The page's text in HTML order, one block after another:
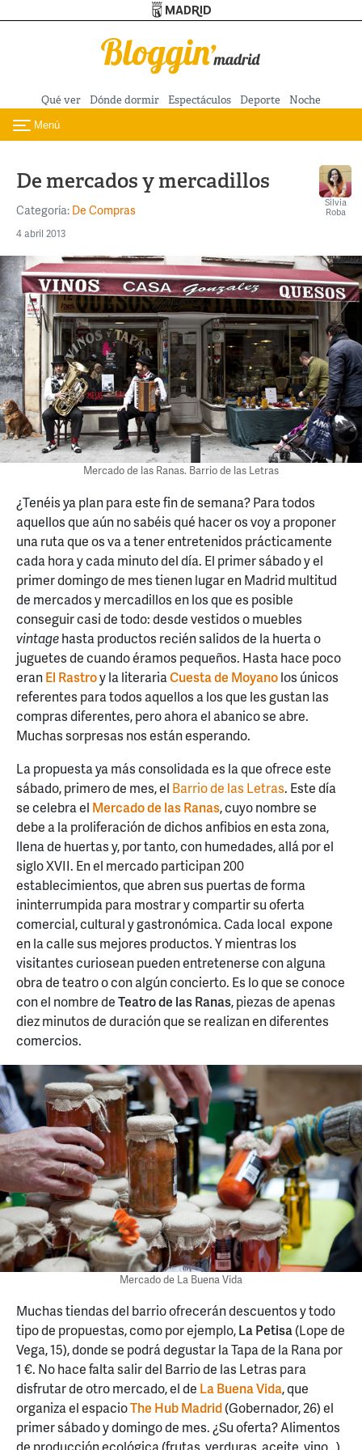
Pasar al contenido principal
Qué ver Dónde dormir Espectáculos Deporte Noche
Toggle navigation
Menú
De mercados y mercadillos
Categoría: De Compras
4 abril 2013
Silvia
Roba
Mercado de las Ranas. Barrio de las Letras
¿Tenéis ya plan para este fin de semana? Para todos
aquellos que aún no sabéis qué hacer os voy a proponer
una ruta que os va a tener entretenidos prácticamente
cada hora y cada minuto del día. El primer sábado y el
primer domingo de mes tienen lugar en Madrid multitud
de mercados y mercadillos en los que es posible
conseguir casi de todo: desde vestidos o muebles
vintagehasta productos recién salidos de la huerta o
juguetes de cuando éramos pequeños. Hasta hace poco
eranEl Rastroy la literariaCuesta de Moyanolos únicos
referentes para todos aquellos a los que les gustan las
compras diferentes, pero ahora el abanico se abre.
Muchas sorpresas nos están esperando.
La propuesta ya más consolidada es la que ofrece este
sábado, primero de mes, el Barrio de las Letras. Este día
se celebra el Mercado de las Ranas, cuyo nombre se
debe a la proliferación de dichos anfibios en esta zona,
llena de huertas y, por tanto, con humedades, allá por el
siglo XVII. En el mercado participan 200
establecimientos, que abren sus puertas de forma
ininterrumpida para mostrar y compartir su oferta
comercial, cultural y gastronómica. Cada local expone
en la calle sus mejores productos. Y mientras los
visitantes curiosean pueden entretenerse con alguna
obra de teatro o con algún concierto. Es lo que se conoce
con el nombre deTeatro de las Ranas, piezas de apenas
diez minutos de duración que se realizan en diferentes
comercios.
Mercado de La Buena Vida
Muchas tiendas del barrio ofrecerán descuentos y todo
tipo de propuestas, como por ejemplo,La Petisa(Lope de
Vega, 15), donde se podrá degustar la Tapa de la Rana por
1 €. No hace falta salir del Barrio de las Letras para
disfrutar de otro mercado, el de La Buena Vida, que
organiza el espacioThe Hub Madrid(Gobernador, 26) el
primer sábado y domingo de mes. ¿Su oferta? Alimentos